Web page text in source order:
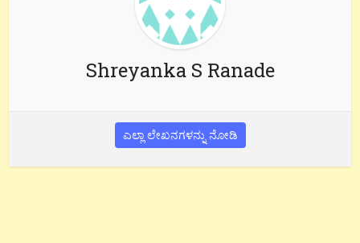
Shreyanka S Ranade
ಎಲ್ಲಾ ಲೇಖನಗಳನ್ನು ನೋಡಿ